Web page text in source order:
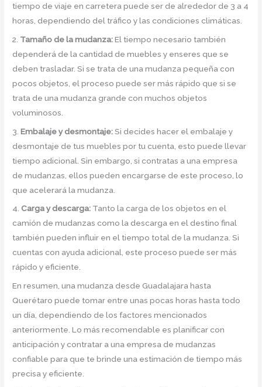
tiempo de viaje en carretera puede ser de alrededor de 3 a 4
horas, dependiendo del tráfico y las condiciones climáticas.
2. Tamaño de la mudanza:El tiempo necesario también
dependerá de la cantidad de muebles y enseres que se
deben trasladar. Si se trata de una mudanza pequeña con
pocos objetos, el proceso puede ser más rápido que si se
trata de una mudanza grande con muchos objetos
voluminosos.
3.Embalaje y desmontaje:Si decides hacer el embalaje y
desmontaje de tus muebles por tu cuenta, esto puede llevar
tiempo adicional. Sin embargo, si contratas a una empresa
de mudanzas, ellos pueden encargarse de este proceso, lo
que acelerará la mudanza.
4. Carga y descarga: Tanto la carga de los objetos en el
camión de mudanzas como la descarga en el destino final
también pueden influir en el tiempo total de la mudanza. Si
cuentas con ayuda adicional, este proceso puede ser más
rápido y eficiente.
En resumen, una mudanza desde Guadalajara hasta
Querétaro puede tomar entre unas pocas horas hasta todo
un día, dependiendo de los factores mencionados
anteriormente. Lo más recomendable es planificar con
anticipación y contratar a una empresa de mudanzas
confiable para que te brinde una estimación de tiempo más
precisa y eficiente.